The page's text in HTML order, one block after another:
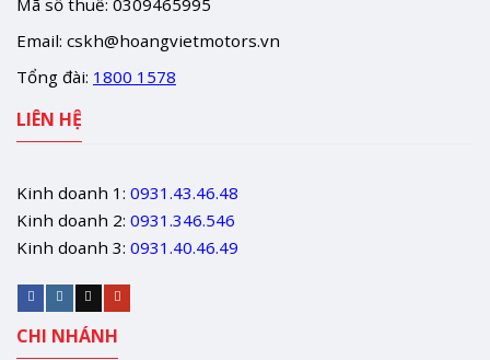
Mã số thuế: 0309465995
Email: cskh@hoangvietmotors.vn
Tổng đài: 1800 1578
LIÊN HỆ
Kinh doanh 1: 0931.43.46.48
Kinh doanh 2: 0931.346.546
Kinh doanh 3: 0931.40.46.49
CHI NHÁNH